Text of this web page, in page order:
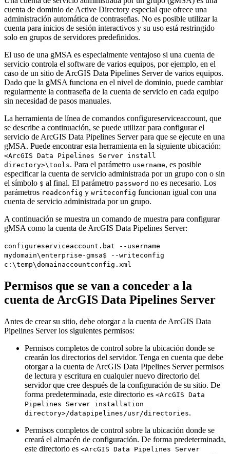
cuenta de dominio de Active Directory especial que ofrece una
administración automática de contraseñas. No es posible utilizar la
cuenta para inicios de sesión interactivos y su uso está restringido
solo en grupos de servidores predefinidos.
El uso de una gMSA es especialmente ventajoso si una cuenta de
servicio controla el software de varios equipos, por ejemplo, en el
caso de un sitio de ArcGIS Data Pipelines Server de varios equipos.
Dado que la gMSA funciona en el nivel de dominio, puede cambiar
regularmente la contraseña de la cuenta de servicio en cada equipo
sin necesidad de pasos manuales.
La herramienta de línea de comandos configureserviceaccount, que
se describe a continuación, se puede utilizar para configurar el
servicio de ArcGIS Data Pipelines Server para que se ejecute en una
gMSA. Puede encontrar esta herramienta en la siguiente ubicación:
<ArcGIS Data Pipelines Server install
directory>\tools. Para el parámetro username, es posible
especificar la cuenta de servicio administrada por un grupo con o sin
el símbolo $ al final. El parámetro password no es necesario. Los
parámetros readconfig y writeconfig funcionan igual con una
cuenta de servicio administrada por un grupo.
A continuación se muestra un comando de muestra para configurar
gMSA como la cuenta de ArcGIS Data Pipelines Server:
configureserviceaccount.bat --username
mydomain\enterprise-gmsa$ --writeconfig
c:\temp\domainaccountconfig.xml
Permisos que se van a conceder a la
cuenta de ArcGIS Data Pipelines Server
Antes de crear su sitio, debe otorgar a la cuenta de ArcGIS Data
Pipelines Server los siguientes permisos:
Permisos completos de control sobre la ubicación donde se
crearán los directorios del servidor. Tenga en cuenta que debe
otorgar a la cuenta de ArcGIS Data Pipelines Server permisos
de lectura y escritura en cualquier nuevo directorio del
servidor que cree después de la configuración de su sitio. De
forma predeterminada, este directorio es <ArcGIS Data
Pipelines Server installation
directory>/datapipelines/usr/directories.
Permisos completos de control sobre la ubicación donde se
creará el almacén de configuración. De forma predeterminada,
este directorio es <ArcGIS Data Pipelines Server